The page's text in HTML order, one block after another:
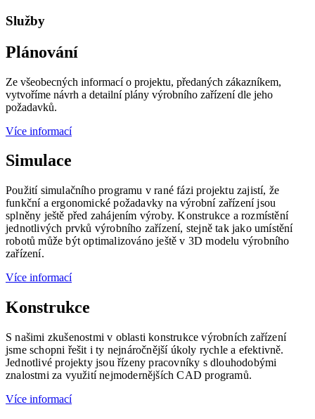
Služby
Plánování
Ze všeobecných informací o projektu, předaných zákazníkem,
vytvoříme návrh a detailní plány výrobního zařízení dle jeho
požadavků.
Více informací
Simulace
Použití simulačního programu v rané fázi projektu zajistí, že
funkční a ergonomické požadavky na výrobní zařízení jsou
splněny ještě před zahájením výroby. Konstrukce a rozmístění
jednotlivých prvků výrobního zařízení, stejně tak jako umístění
robotů může být optimalizováno ještě v 3D modelu výrobního
zařízení.
Více informací
Konstrukce
S našimi zkušenostmi v oblasti konstrukce výrobních zařízení
jsme schopni řešit i ty nejnáročnější úkoly rychle a efektivně.
Jednotlivé projekty jsou řízeny pracovníky s dlouhodobými
znalostmi za využití nejmodernějších CAD programů.
Více informací